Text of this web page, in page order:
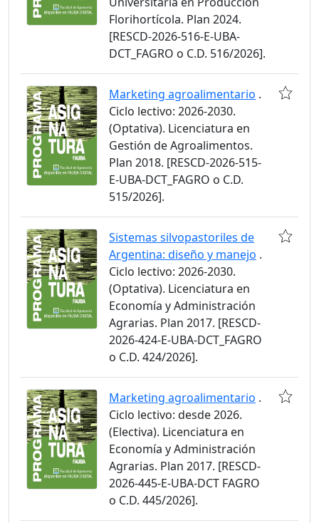
Florihortícola. Plan 2024.
[RESCD-2026-516-E-UBA-
DCT_FAGRO o C.D. 516/2026].
Marketing agroalimentario .
Ciclo lectivo: 2026-2030.
(Optativa). Licenciatura en
Gestión de Agroalimentos.
Plan 2018. [RESCD-2026-515-
E-UBA-DCT_FAGRO o C.D.
515/2026].
Sistemas silvopastoriles de
Argentina: diseño y manejo .
Ciclo lectivo: 2026-2030.
(Optativa). Licenciatura en
Economía y Administración
Agrarias. Plan 2017. [RESCD-
2026-424-E-UBA-DCT_FAGRO
o C.D. 424/2026].
Marketing agroalimentario .
Ciclo lectivo: desde 2026.
(Electiva). Licenciatura en
Economía y Administración
Agrarias. Plan 2017. [RESCD-
2026-445-E-UBA-DCT FAGRO
o C.D. 445/2026].